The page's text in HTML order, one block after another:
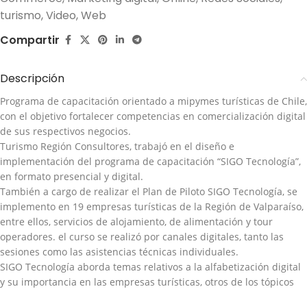
turismo,Video,Web
Compartir
Descripción
Programa de capacitación orientado a mipymes turísticas de Chile,
con el objetivo fortalecer competencias en comercialización digital
de sus respectivos negocios.
Turismo Región Consultores, trabajó en el diseño e
implementación del programa de capacitación “SIGO Tecnología”,
en formato presencial y digital.
También a cargo de realizar el Plan de Piloto SIGO Tecnología, se
implemento en 19 empresas turísticas de la Región de Valparaíso,
entre ellos, servicios de alojamiento, de alimentación y tour
operadores. el curso se realizó por canales digitales, tanto las
sesiones como las asistencias técnicas individuales.
SIGO Tecnología aborda temas relativos a la alfabetización digital
y su importancia en las empresas turísticas, otros de los tópicos